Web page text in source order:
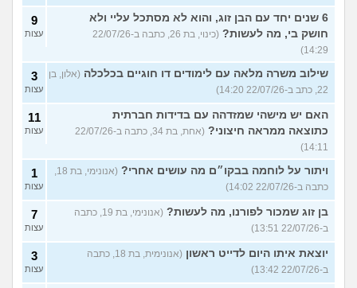
6 שנים יחד עם הבן זוג, והוא לא מסתכל עליי ולא
חושק בי, מה לעשות?
(כינוי, בת 26, כתבה ב-22/07/26
14:29)
9
עצות
שילוב משרה מלאה עם לימודים דו חוגיים בכלכלה (אלון, בן
22, כתב ב-22/07/26 14:20)
3
עצות
האם יש מישהי שמזדהה עם בדידות חברתית
כתוצאה ממראה חיצוני?
(אחת, בת 34, כתבה ב-22/07/26
14:11)
11
עצות
ויתור על לוחמה בבקו״ם מה עושים אחרי?
(אנונימי, בת 18,
כתבה ב-22/07/26 14:02)
1
עצות
בן זוג שמכור לפורנו, מה לעשות?
(אנונימי, בת 19, כתבה
ב-22/07/26 13:51)
7
עצות
יוצאת איתו היום לדייט ראשון
(אנונימית, בת 18, כתבה
ב-22/07/26 13:42)
3
עצות